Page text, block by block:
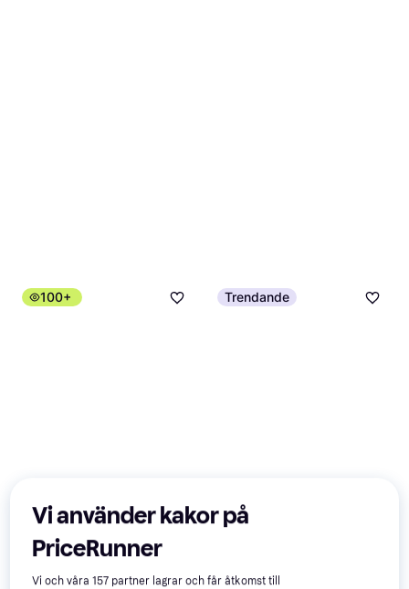
100+ Trendande
Vi använder kakor på
PriceRunner
Vi och våra157 partner lagrar och får åtkomst till